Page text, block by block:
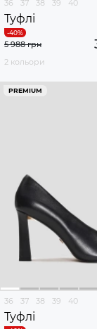
36 37 38 39 40
Туфлі
5 988 грн
2 кольори
PREMIUM
36 37 38 39 40
Туфлі